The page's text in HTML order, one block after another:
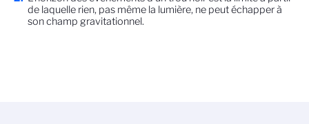
de laquelle rien, pas même la lumière, ne peut échapper à
son champ gravitationnel.